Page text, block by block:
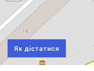
Як дістатися